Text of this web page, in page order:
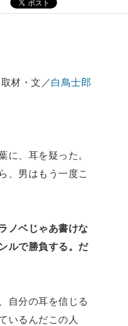
取材・文／白鳥士郎
、耳を疑った。
、男はもう一度こ
ノベじゃあ書けな
ルで勝負する。だ
自分の耳を信じる
いるんだこの人